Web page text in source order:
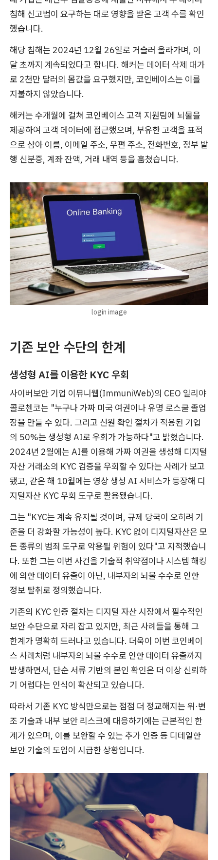
침해 신고법이 요구하는 대로 영향을 받은 고객 수를 확인
했습니다.
해당 침해는 2024년 12월 26일로 거슬러 올라가며, 이
달 초까지 계속되었다고 합니다. 해커는 데이터 삭제 대가
로 2천만 달러의 몸값을 요구했지만, 코인베이스는 이를
지불하지 않았습니다.
해커는 수개월에 걸쳐 코인베이스 고객 지원팀에 뇌물을
제공하여 고객 데이터에 접근했으며, 부유한 고객을 표적
으로 삼아 이름, 이메일 주소, 우편 주소, 전화번호, 정부 발
행 신분증, 계좌 잔액, 거래 내역 등을 훔쳤습니다.
login image
기존 보안 수단의 한계
생성형 AI를 이용한 KYC 우회
사이버보안 기업 이뮤니웹(ImmuniWeb)의 CEO 일리야
콜로첸코는 "누구나 가짜 미국 여권이나 유명 로스쿨 졸업
장을 만들 수 있다. 그리고 신원 확인 절차가 적용된 기업
의 50%는 생성형 AI로 우회가 가능하다"고 밝혔습니다.
2024년 2월에는 AI를 이용해 가짜 여권을 생성해 디지털
자산 거래소의 KYC 검증을 우회할 수 있다는 사례가 보고
됐고, 같은 해 10월에는 영상 생성 AI 서비스가 등장해 디
지털자산 KYC 우회 도구로 활용됐습니다.
그는 "KYC는 계속 유지될 것이며, 규제 당국이 오히려 기
준을 더 강화할 가능성이 높다. KYC 없이 디지털자산은 모
든 종류의 범죄 도구로 악용될 위험이 있다"고 지적했습니
다. 또한 그는 이번 사건을 기술적 취약점이나 시스템 해킹
에 의한 데이터 유출이 아닌, 내부자의 뇌물 수수로 인한
정보 탈취로 정의했습니다.
기존의 KYC 인증 절차는 디지털 자산 시장에서 필수적인
보안 수단으로 자리 잡고 있지만, 최근 사례들을 통해 그
한계가 명확히 드러나고 있습니다. 더욱이 이번 코인베이
스 사례처럼 내부자의 뇌물 수수로 인한 데이터 유출까지
발생하면서, 단순 서류 기반의 본인 확인은 더 이상 신뢰하
기 어렵다는 인식이 확산되고 있습니다.
따라서 기존 KYC 방식만으로는 점점 더 정교해지는 위·변
조 기술과 내부 보안 리스크에 대응하기에는 근본적인 한
계가 있으며, 이를 보완할 수 있는 추가 인증 등 디테일한
보안 기술의 도입이 시급한 상황입니다.